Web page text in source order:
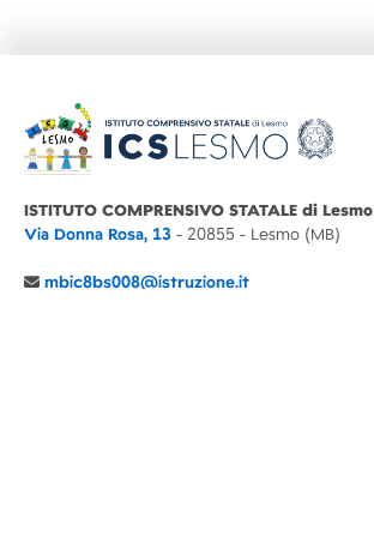
ISTITUTO COMPRENSIVO STATALE di Lesmo
Via Donna Rosa, 13 - 20855 - Lesmo (MB)
mbic8bs008@istruzione.it